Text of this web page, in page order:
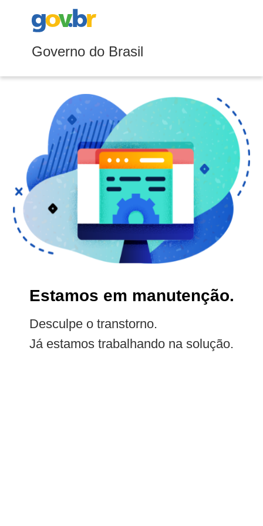
Governo do Brasil
Estamos em manutenção.
Desculpe o transtorno.
Já estamos trabalhando na solução.